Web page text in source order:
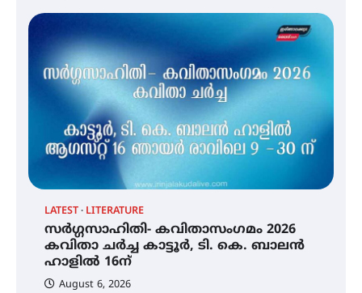
LATEST LITERATURE
സർഗ്ഗസാഹിതി- കവിതാസംഗമം 2026
കവിതാ ചർച്ച കാട്ടൂർ, ടി. കെ. ബാലൻ
ഹാളിൽ 16ന്
August 6, 2026
തായ് ചി – ക്വിഗോങ്ങ്
പരിചയപ്പെടാം
തേലപ്പിളളി പാറേമൽ വറീത്
സർഗ്ഗസാഹിതി- കവിതാസംഗമം
2026 കവിതാ ചർച്ച കാട്ടൂർ, ടി. കെ.
ബാലൻ ഹാളിൽ 16ന്